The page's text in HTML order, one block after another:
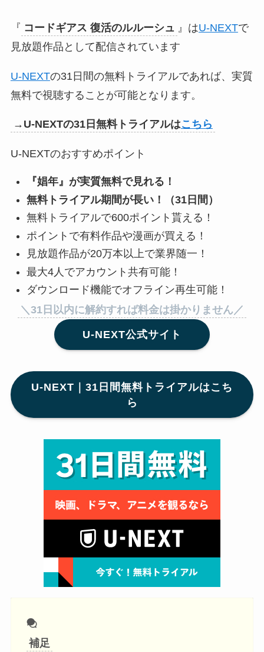
『 コードギアス 復活のルルーシュ 』はU-NEXTで
見放題作品として配信されています
U-NEXTの31日間の無料トライアルであれば、実質
無料で視聴することが可能となります。
→U-NEXTの31日無料トライアルはこちら
U-NEXTのおすすめポイント
『娼年』が実質無料で見れる！
無料トライアル期間が長い！（31日間）
無料トライアルで600ポイント貰える！
ポイントで有料作品や漫画が買える！
見放題作品が20万本以上で業界随一！
最大4人でアカウント共有可能！
ダウンロード機能でオフライン再生可能！
＼31日以内に解約すれば料金は掛かりません／
U-NEXT公式サイト
U-NEXT｜31日間無料トライアルはこち
ら
補足